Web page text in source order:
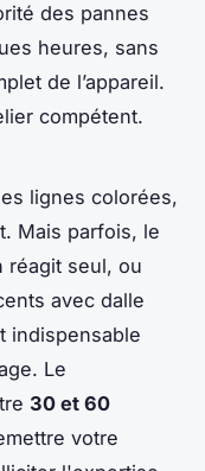
des pannes
heures, sans
de l’appareil.
compétent.
lignes colorées,
Mais parfois, le
réagit seul, ou
avec dalle
indispensable
Le
30 et 60
votre